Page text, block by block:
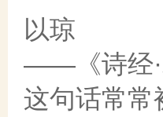
以琼
——《诗经·
这句话常常